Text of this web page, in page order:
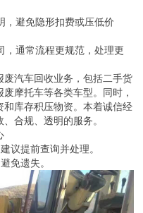
，避免隐形扣费或压低价
，通常流程更规范，处理更
汽车回收业务，包括二手货
摩托车等各类车型。同时，
库存积压物资。本着诚信经
合规、透明的服务。
议提前查询并处理。
免遗失。